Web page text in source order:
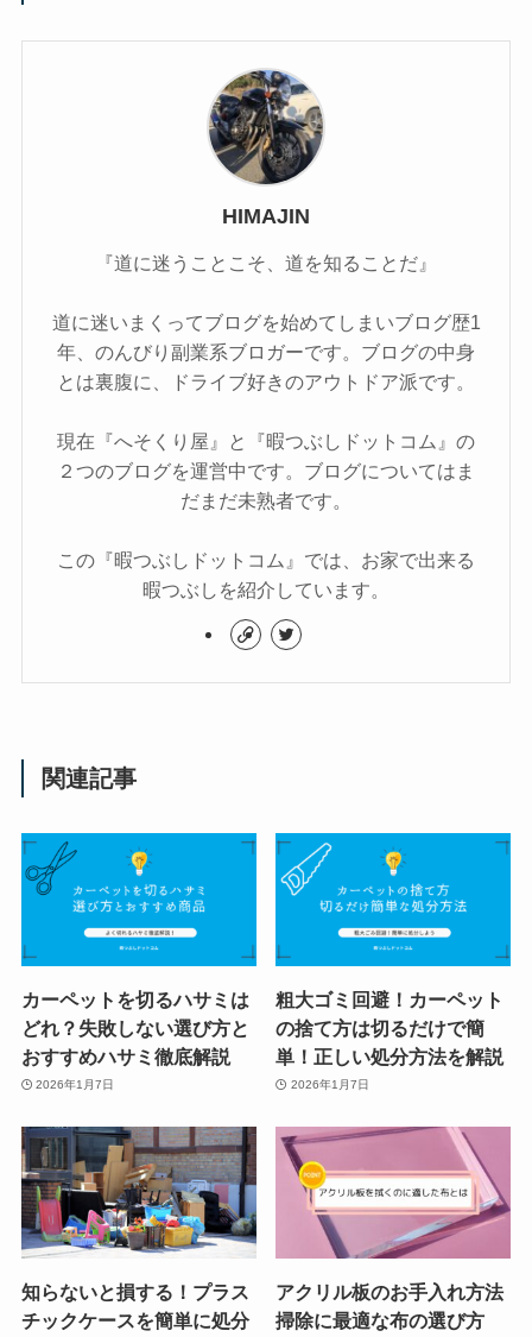
HIMAJIN
『道に迷うことこそ、道を知ることだ』
道に迷いまくってブログを始めてしまいブログ歴1
年、のんびり副業系ブロガーです。ブログの中身
とは裏腹に、ドライブ好きのアウトドア派です。
現在『へそくり屋』と『暇つぶしドットコム』の
２つのブログを運営中です。ブログについてはま
だまだ未熟者です。
この『暇つぶしドットコム』では、お家で出来る
暇つぶしを紹介しています。
関連記事
カーペットを切るハサミは
どれ？失敗しない選び方と
おすすめハサミ徹底解説
2026年1月7日
粗大ゴミ回避！カーペット
の捨て方は切るだけで簡
単！正しい処分方法を解説
2026年1月7日
知らないと損する！プラス
チックケースを簡単に処分
アクリル板のお手入れ方法
掃除に最適な布の選び方